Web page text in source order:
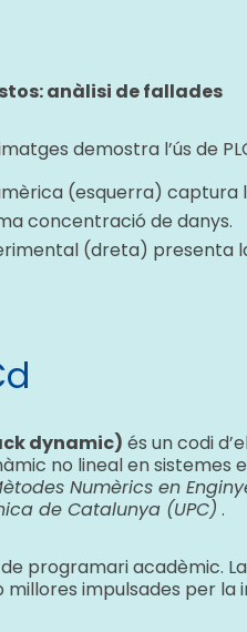
anàlisi de fallades
demostra l’ús de
(esquerra)
concentració de danys.
(dreta)
dynamic) és un codi
no lineal en sistemes
Numèrics en
de Catalunya (UPC) .
programari acadèmic.
millores impulsades per la